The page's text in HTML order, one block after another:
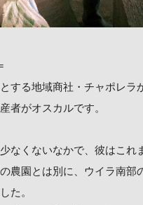
する地域商社・チャポレラ
者がオスカルです。
なくないなかで、彼はこれ
農園とは別に、ウイラ南部
た。